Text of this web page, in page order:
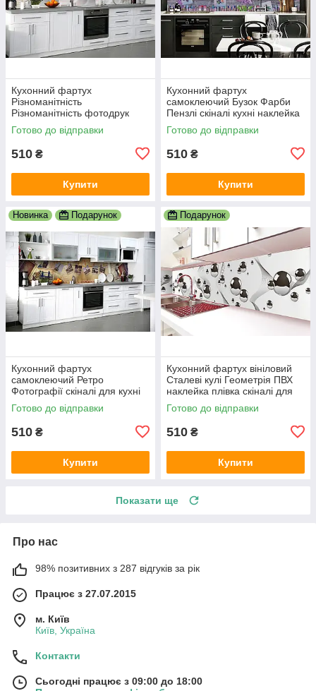
Кухонний фартух
Різноманітність
Різноманітність фотодрук
наклейка на стіну кухні
абстракція 600х2000 мм
Готово до відправки
510 ₴
Купити
Кухонний фартух
самоклеючий Бузок Фарби
Пензлі скіналі кухні наклейка
ПВХ дошки фіолетовий
600х2000 мм
Готово до відправки
510 ₴
Купити
Новинка Подарунок
Кухонний фартух
самоклеючий Ретро
Фотографії скіналі для кухні
наклейка ПВХ Вінтаж
бежевий 600х2000 мм
Готово до відправки
510 ₴
Купити
Подарунок
Кухонний фартух вініловий
Сталеві кулі Геометрія ПВХ
наклейка плівка скіналі для
кухні сірий 600х2000 мм
Готово до відправки
510 ₴
Купити
Показати ще
Про нас
98% позитивних з 287 відгуків за рік
Працює з 27.07.2015
м. Київ
Київ, Україна
Контакти
Сьогодні працює з 09:00 до 18:00